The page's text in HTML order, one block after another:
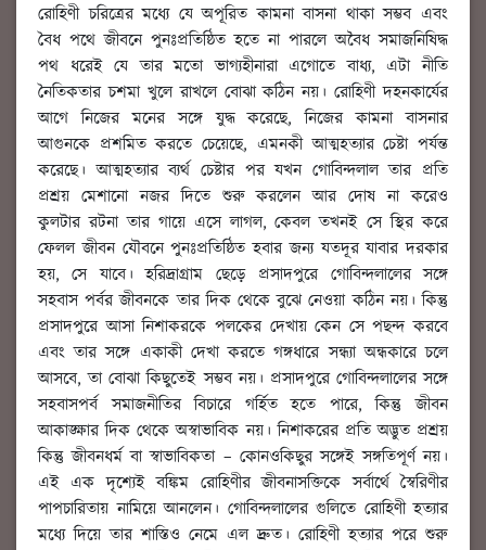
রোহিণী চরিত্রের মধ্যে যে অপূরিত কামনা বাসনা থাকা সম্ভব এবং
বৈধ পথে জীবনে পুনঃপ্রতিষ্ঠিত হতে না পারলে অবৈধ সমাজনিষিদ্ধ
পথ ধরেই যে তার মতো ভাগ্যহীনারা এগোতে বাধ্য, এটা নীতি
নৈতিকতার চশমা খুলে রাখলে বোঝা কঠিন নয়। রোহিণী দহনকার্যের
আগে নিজের মনের সঙ্গে যুদ্ধ করেছে, নিজের কামনা বাসনার
আগুনকে প্রশমিত করতে চেয়েছে, এমনকী আত্মহত্যার চেষ্টা পর্যন্ত
করেছে। আত্মহত্যার ব্যর্থ চেষ্টার পর যখন গোবিন্দলাল তার প্রতি
প্রশ্রয় মেশানো নজর দিতে শুরু করলেন আর দোষ না করেও
কুলটার রটনা তার গায়ে এসে লাগল, কেবল তখনই সে স্থির করে
ফেলল জীবন যৌবনে পুনঃপ্রতিষ্ঠিত হবার জন্য যতদূর যাবার দরকার
হয়, সে যাবে। হরিদ্রাগ্রাম ছেড়ে প্রসাদপুরে গোবিন্দলালের সঙ্গে
সহবাস পর্বর জীবনকে তার দিক থেকে বুঝে নেওয়া কঠিন নয়। কিন্তু
প্রসাদপুরে আসা নিশাকরকে পলকের দেখায় কেন সে পছন্দ করবে
এবং তার সঙ্গে একাকী দেখা করতে গঙ্গধারে সন্ধ্যা অন্ধকারে চলে
আসবে, তা বোঝা কিছুতেই সম্ভব নয়। প্রসাদপুরে গোবিন্দলালের সঙ্গে
সহবাসপর্ব সমাজনীতির বিচারে গর্হিত হতে পারে, কিন্তু জীবন
আকাঙ্ক্ষার দিক থেকে অস্বাভাবিক নয়। নিশাকরের প্রতি অদ্ভুত প্রশ্রয়
কিন্তু জীবনধর্ম বা স্বাভাবিকতা – কোনওকিছুর সঙ্গেই সঙ্গতিপূর্ণ নয়।
এই এক দৃশ্যেই বঙ্কিম রোহিণীর জীবনাসক্তিকে সর্বার্থে স্বৈরিণীর
পাপচারিতায় নামিয়ে আনলেন। গোবিন্দলালের গুলিতে রোহিণী হত্যার
মধ্যে দিয়ে তার শাস্তিও নেমে এল দ্রুত। রোহিণী হত্যার পরে শুরু